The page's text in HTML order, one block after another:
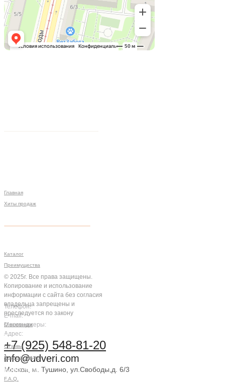
Телефон:
E-mail:
Мессенджеры:
Адрес:
+7 (925) 548-81-20
info@udveri.com
Москва, м. Тушино, ул.Свободы,д. 6/3
Главная
Хиты продаж
Мы на связи
Каталог
Преимущества
© 2025г. Все права защищены.
Копирование и использование
информации с сайта без согласия
владельца запрещены и
преследуется по закону
О компании
Компания
Отзывы
Акции и скидки
Клиентам
F.A.Q.